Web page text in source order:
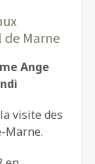
Marne
Ange
visite des
Marne.